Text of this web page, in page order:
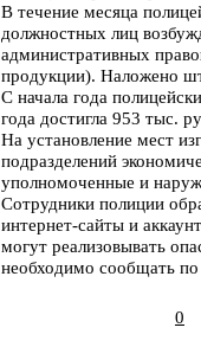
В течение месяца
должностных лиц
административных
продукции). Наложено
С начала года
года достигла 953 тыс.
На установление мест
подразделений
уполномоченные и
Сотрудники полиции
интернет-сайты и
могут реализовывать
необходимо сообщать
0